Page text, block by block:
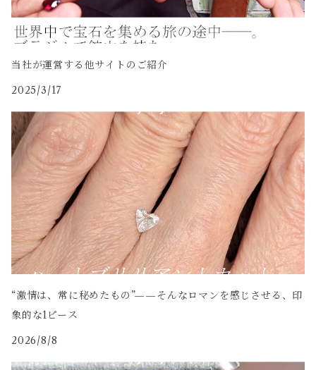
当社が運営する他サイトのご紹介
2025/3/17
“激情は、常に秘めたもの”——そんなロマンを感じさせる、印
象的な1ピース
2026/8/8